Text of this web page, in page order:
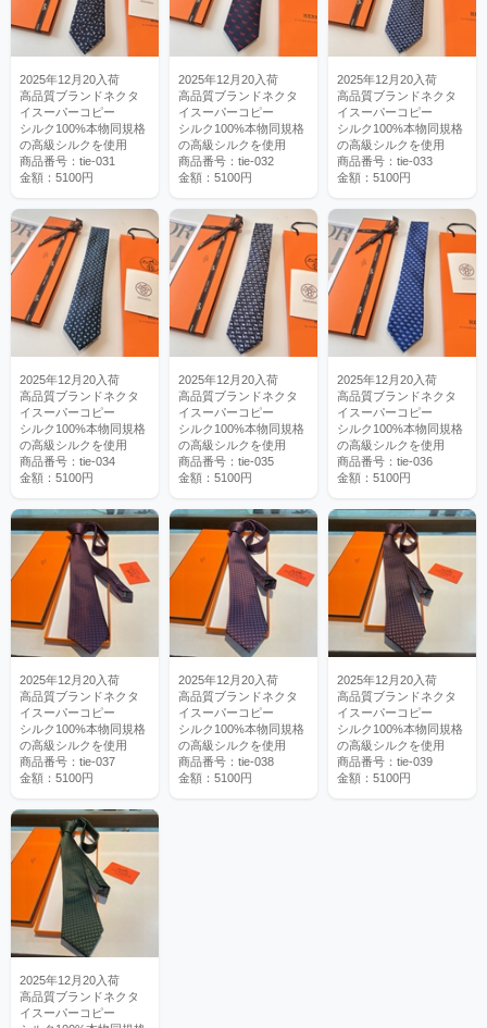
2025年12月20入荷
高品質ブランドネクタ
イスーパーコピー
シルク100%本物同規格
の高級シルクを使用
商品番号：tie-031
金額：5100円
2025年12月20入荷
高品質ブランドネクタ
イスーパーコピー
シルク100%本物同規格
の高級シルクを使用
商品番号：tie-032
金額：5100円
2025年12月20入荷
高品質ブランドネクタ
イスーパーコピー
シルク100%本物同規格
の高級シルクを使用
商品番号：tie-033
金額：5100円
2025年12月20入荷
高品質ブランドネクタ
イスーパーコピー
シルク100%本物同規格
の高級シルクを使用
商品番号：tie-034
金額：5100円
2025年12月20入荷
高品質ブランドネクタ
イスーパーコピー
シルク100%本物同規格
の高級シルクを使用
商品番号：tie-035
金額：5100円
2025年12月20入荷
高品質ブランドネクタ
イスーパーコピー
シルク100%本物同規格
の高級シルクを使用
商品番号：tie-036
金額：5100円
2025年12月20入荷
高品質ブランドネクタ
イスーパーコピー
シルク100%本物同規格
の高級シルクを使用
商品番号：tie-037
金額：5100円
2025年12月20入荷
高品質ブランドネクタ
イスーパーコピー
シルク100%本物同規格
の高級シルクを使用
商品番号：tie-038
金額：5100円
2025年12月20入荷
高品質ブランドネクタ
イスーパーコピー
シルク100%本物同規格
の高級シルクを使用
商品番号：tie-039
金額：5100円
2025年12月20入荷
高品質ブランドネクタ
イスーパーコピー